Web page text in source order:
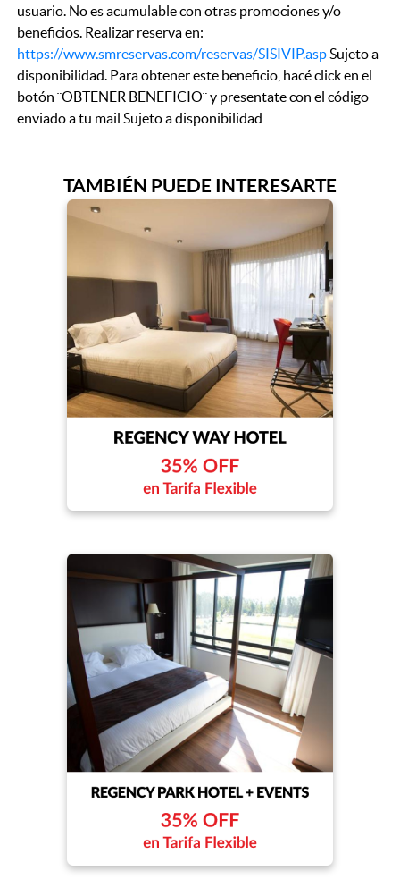
usuario. No es acumulable con otras promociones y/o
beneficios. Realizar reserva en:
https://www.smreservas.com/reservas/SISIVIP.aspSujeto a
disponibilidad. Para obtener este beneficio, hacé click en el
botón ¨OBTENER BENEFICIO¨ y presentate con el código
enviado a tu mail Sujeto a disponibilidad
TAMBIÉN PUEDE INTERESARTE